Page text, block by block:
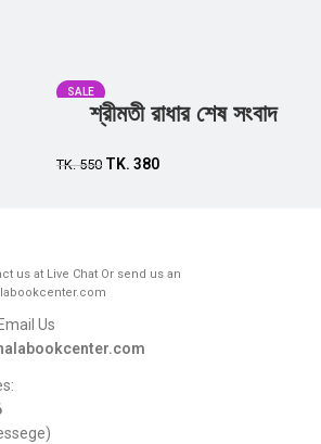
SALE
শ্রীমতী রাধার শেষ সংবাদ
TK.550 TK. 380
us at Live Chat Or send us an
Us